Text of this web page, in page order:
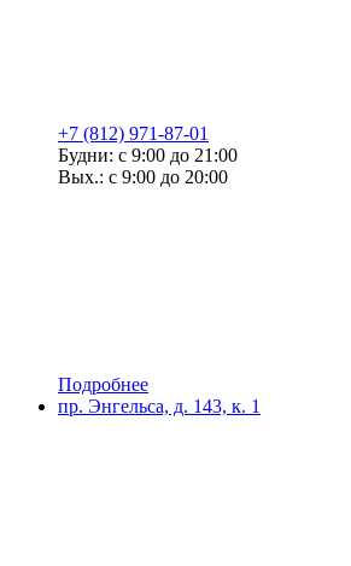
+7 (812) 971-87-01
Будни: с 9:00 до 21:00
Вых.: с 9:00 до 20:00
Подробнее
пр. Энгельса, д. 143, к. 1